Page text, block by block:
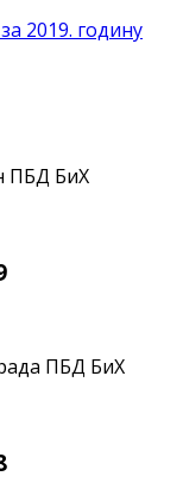
2019. годину
ПБД БиХ
ПБД БиХ